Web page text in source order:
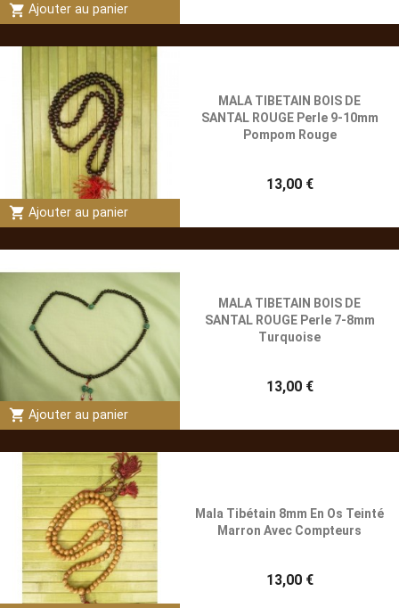
shopping_cart Ajouter au panier
shopping_cart Ajouter au panier
MALA TIBETAIN BOIS DE
SANTAL ROUGE Perle 9-10mm
Pompom Rouge
13,00 €
shopping_cart Ajouter au panier
MALA TIBETAIN BOIS DE
SANTAL ROUGE Perle 7-8mm
Turquoise
13,00 €
Mala Tibétain 8mm En Os Teinté
Marron Avec Compteurs
13,00 €